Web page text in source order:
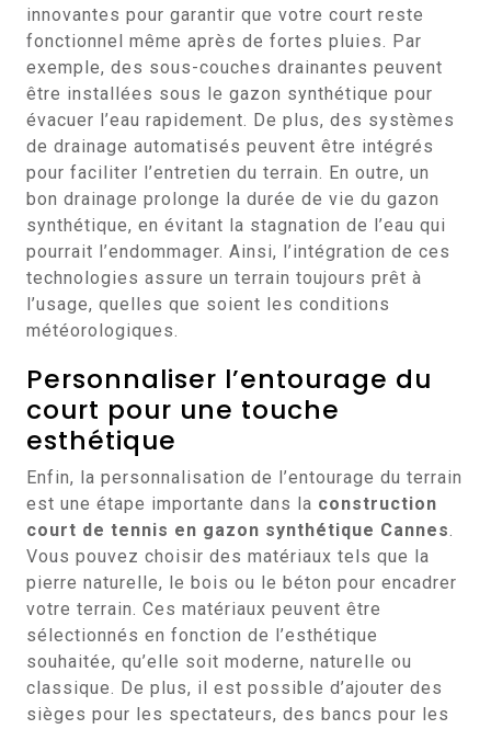
innovantes pour garantir que votre court reste
fonctionnel même après de fortes pluies. Par
exemple, des sous-couches drainantes peuvent
être installées sous le gazon synthétique pour
évacuer l’eau rapidement. De plus, des systèmes
de drainage automatisés peuvent être intégrés
pour faciliter l’entretien du terrain. En outre, un
bon drainage prolonge la durée de vie du gazon
synthétique, en évitant la stagnation de l’eau qui
pourrait l’endommager. Ainsi, l’intégration de ces
technologies assure un terrain toujours prêt à
l’usage, quelles que soient les conditions
météorologiques.
Personnaliser l’entourage du
court pour une touche
esthétique
Enfin, la personnalisation de l’entourage du terrain
est une étape importante dans la construction
court de tennis en gazon synthétique Cannes.
Vous pouvez choisir des matériaux tels que la
pierre naturelle, le bois ou le béton pour encadrer
votre terrain. Ces matériaux peuvent être
sélectionnés en fonction de l’esthétique
souhaitée, qu’elle soit moderne, naturelle ou
classique. De plus, il est possible d’ajouter des
sièges pour les spectateurs, des bancs pour les